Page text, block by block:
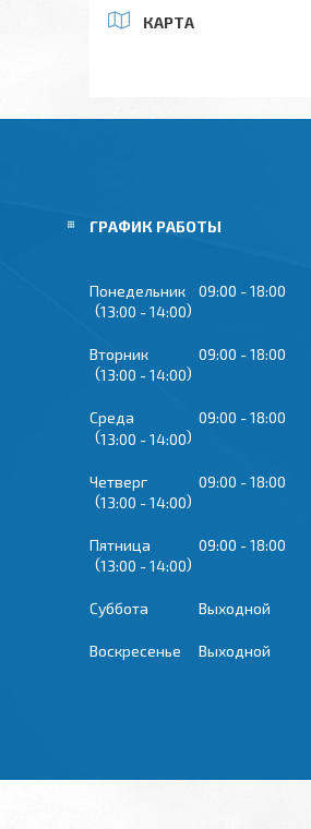
КАРТА
ГРАФИК РАБОТЫ
Понедельник 09:00
18:00
13:00
14:00
Вторник 09:00
18:00
13:00
14:00
Среда 09:00
18:00
13:00
14:00
Четверг 09:00
18:00
13:00
14:00
Пятница 09:00
18:00
13:00
14:00
Суббота Выходной
Воскресенье Выходной